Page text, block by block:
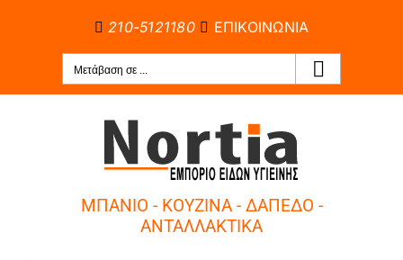
περιεχόμενο
210-5121180 ΕΠΙΚΟΙΝΩΝΙΑ
Μετάβαση σε ...
ΜΠΑΝΙΟ - ΚΟΥΖΙΝΑ - ΔΑΠΕΔΟ -
ΑΝΤΑΛΛΑΚΤΙΚΑ